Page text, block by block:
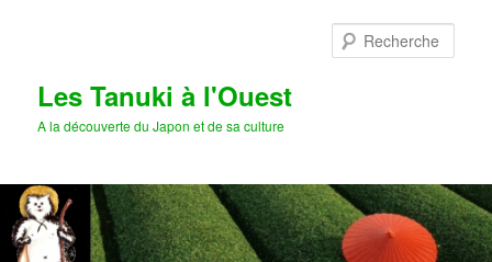
Les Tanuki à l'Ouest
A la découverte du Japon et de sa culture